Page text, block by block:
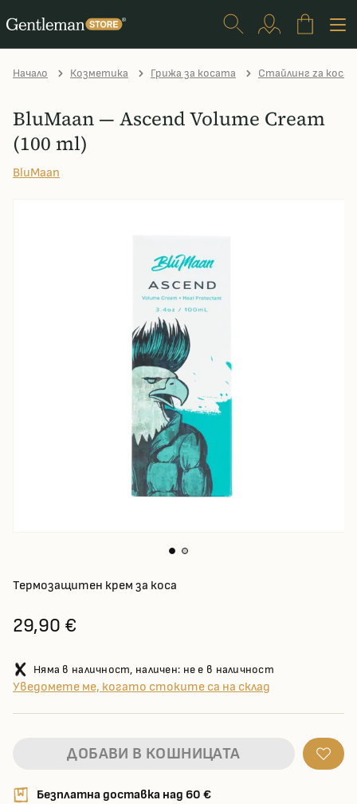
Начало Козметика Грижа за косата Стайлинг zа коса
BluMaan — Ascend Volume Cream
(100 ml)
BluMaan
Термозащитен крем за коса
29,90 €
Няма в наличност, наличен: не е в наличност
Уведомете ме, когато стоките са на склад
ДОБАВИ В КОШНИЦАТА
Безплатна доставка над 60 €